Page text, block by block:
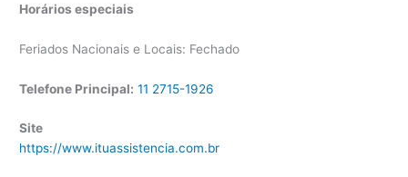
Horários especiais
Feriados Nacionais e Locais: Fechado
Telefone Principal: 11 2715-1926
Site
https://www.ituassistencia.com.br